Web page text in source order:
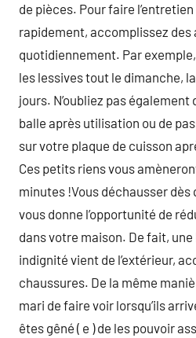
de pièces. Pour faire
rapidement, accomplissez
quotidiennement. Par
les lessives tout le dimanche,
jours. N’oubliez pas
balle après utilisation ou de
sur votre plaque de cuisson
Ces petits riens vous
minutes !Vous déchausser dès
vous donne l’opportunité de
dans votre maison. De fait,
indignité vient de l’extérieur,
chaussures. De la même
mari de faire voir lorsqu’ils
êtes gêné ( e ) de les pouvoir